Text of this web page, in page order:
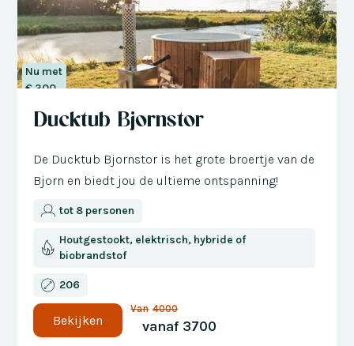
Nu met
€ 300
Ducktub Bjornstor
De Ducktub Bjornstor is het grote broertje van de
Bjorn en biedt jou de ultieme ontspanning!
tot 8 personen
Houtgestookt, elektrisch, hybride of
biobrandstof
206
Bekijken
Van 4000
vanaf 3700